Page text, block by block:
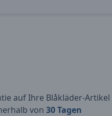
auf Ihre Blåkläder-Artikel
von 30 Tagen